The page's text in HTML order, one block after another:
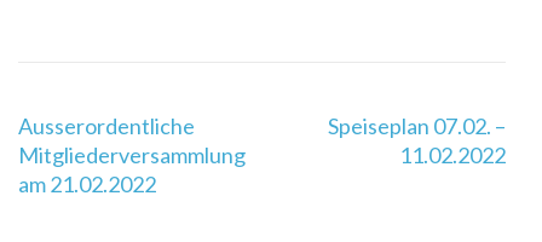
Beitragsnavigation
Ausserordentliche
Mitgliederversammlung
am 21.02.2022
Speiseplan 07.02. –
11.02.2022